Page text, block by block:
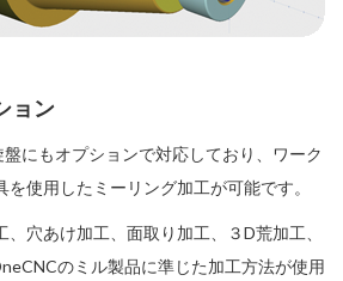
ョン
にもオプションで対応しており、ワーク
使用したミーリング加工が可能です。
穴あけ加工、面取り加工、３D荒加工、
のミル製品に準じた加工方法が使用